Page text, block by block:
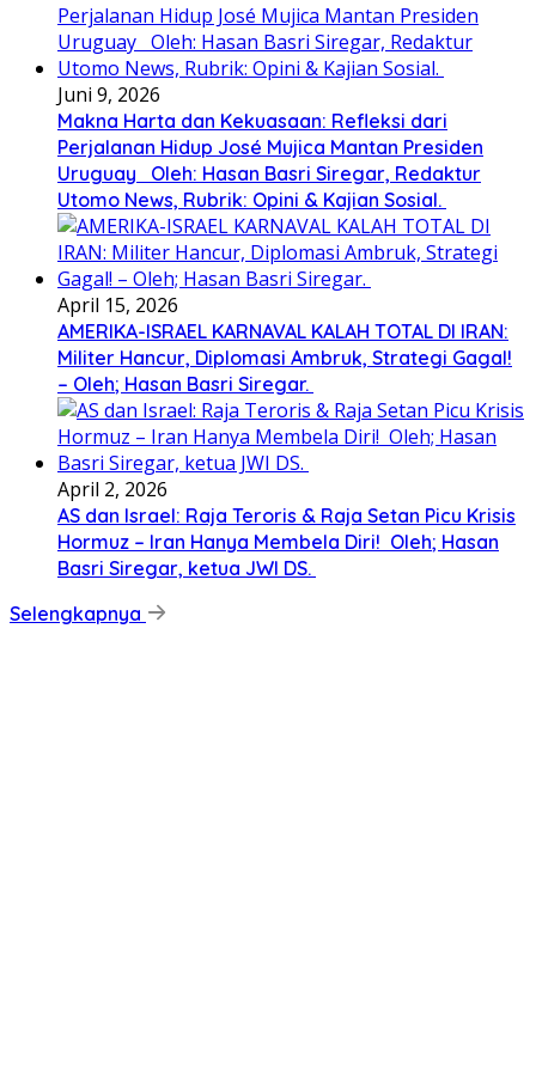
Juni 9, 2026
Makna Harta dan Kekuasaan: Refleksi dari
Perjalanan Hidup José Mujica Mantan Presiden
Uruguay Oleh: Hasan Basri Siregar, Redaktur
Utomo News, Rubrik: Opini & Kajian Sosial.
April 15, 2026
AMERIKA-ISRAEL KARNAVAL KALAH TOTAL DI IRAN:
Militer Hancur, Diplomasi Ambruk, Strategi Gagal!
– Oleh; Hasan Basri Siregar.
April 2, 2026
AS dan Israel: Raja Teroris & Raja Setan Picu Krisis
Hormuz – Iran Hanya Membela Diri! Oleh; Hasan
Basri Siregar, ketua JWI DS.
Selengkapnya